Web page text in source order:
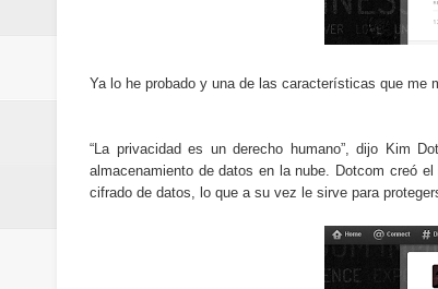
Telemedicina: beneficios
Aplicaciones de salud:
Cómo están cambiando
Ubuntu vs Linux Mint:
Ya lo he probado y una de las características que me
“La privacidad es un derecho humano”, dijo Kim
almacenamiento de datos en la nube. Dotcom creó
cifrado de datos, lo que a su vez le sirve para